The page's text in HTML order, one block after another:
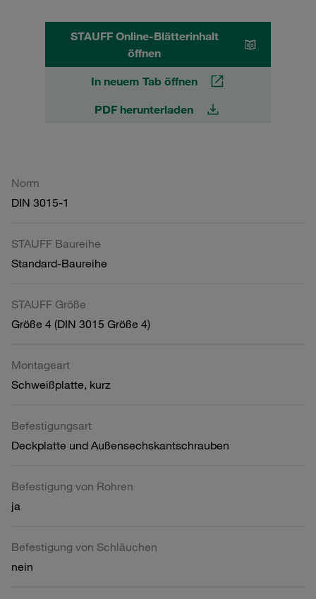
STAUFF Online-Blätterinhalt
öffnen
In neuem Tab öffnen
PDF herunterladen
Norm
DIN 3015-1
STAUFF Baureihe
Standard-Baureihe
STAUFF Größe
Größe 4 (DIN 3015 Größe 4)
Montageart
Schweißplatte, kurz
Befestigungsart
Deckplatte und Außensechskantschrauben
Befestigung von Rohren
ja
Befestigung von Schläuchen
nein